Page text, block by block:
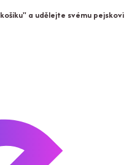
a udělejte svému pejskovi